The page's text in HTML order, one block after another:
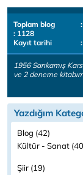
Toplam blog
: 1128
Kayıt tarihi
1956 Sarıkamış
ve 2 deneme
Yazdığım
Blog (42)
Kültür - Sanat
Şiir (19)